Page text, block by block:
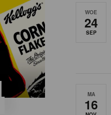
WOE
24
SEP
MA
16